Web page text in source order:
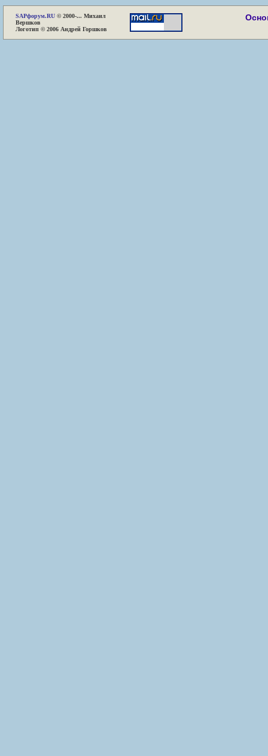
SAPфорум.RU © 2000-... Михаил
Вершков
Логотип © 2006 Андрей Горшков